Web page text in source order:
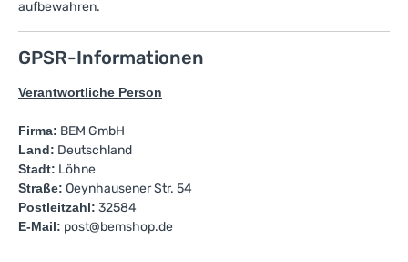
aufbewahren.
GPSR-Informationen
Verantwortliche Person
Firma: BEM GmbH
Land: Deutschland
Stadt: Löhne
Straße: Oeynhausener Str. 54
Postleitzahl: 32584
E-Mail: post@bemshop.de